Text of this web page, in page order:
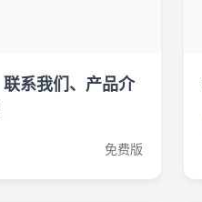
系我们、产品介
免费版